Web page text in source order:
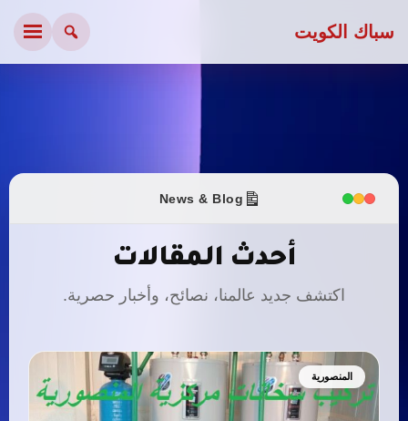
سباك الكويت
News & Blog
أحدث المقالات
اكتشف جديد عالمنا، نصائح، وأخبار حصرية.
المنصورية